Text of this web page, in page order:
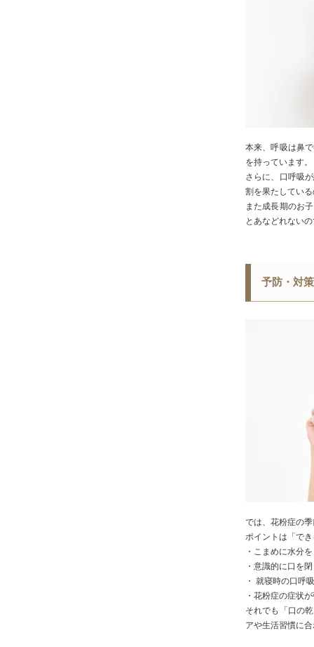
本来、呼吸は鼻
を持っています
さらに、 口呼吸
割を果たしてい
また成長期のお
とあなどれない
予防・対
では、花粉症の
ポイントは「で
・こまめに水分
・意識的に口 を
・ 就寝時の口呼吸
・花粉症の症状
それでも「口の
アや生活習慣に